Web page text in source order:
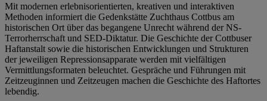
Mit modernen erlebnisorientierten, kreativen und interaktiven
Methoden informiert die Gedenkstätte Zuchthaus Cottbus am
historischen Ort über das begangene Unrecht während der NS-
Terrorherrschaft und SED-Diktatur. Die Geschichte der Cottbuser
Haftanstalt sowie die historischen Entwicklungen und Strukturen
der jeweiligen Repressionsapparate werden mit vielfältigen
Vermittlungsformaten beleuchtet. Gespräche und Führungen mit
Zeitzeuginnen und Zeitzeugen machen die Geschichte des Haftortes
lebendig.